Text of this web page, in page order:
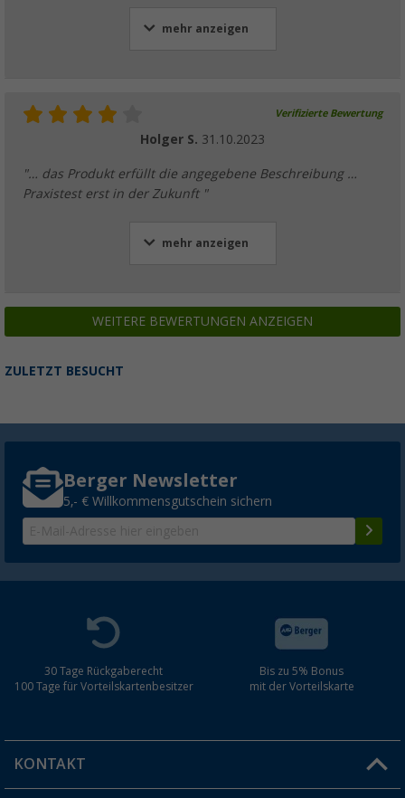
mehr anzeigen
Verifizierte Bewertung
Holger S. 31.10.2023
"… das Produkt erfüllt die angegebene Beschreibung …
Praxistest erst in der Zukunft "
mehr anzeigen
WEITERE BEWERTUNGEN ANZEIGEN
ZULETZT BESUCHT
Berger Newsletter
5,- € Willkommensgutschein sichern
30 Tage Rückgaberecht
100 Tage für Vorteilskartenbesitzer
Bis zu 5% Bonus
mit der Vorteilskarte
KONTAKT